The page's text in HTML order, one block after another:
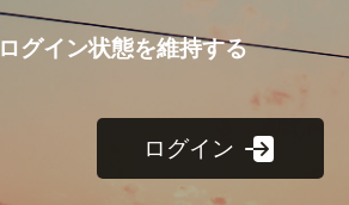
ログイン状態を維持する
ログイン